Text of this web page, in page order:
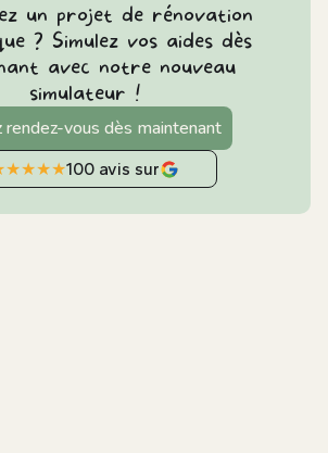
un projet de rénovation
? Simulez vos aides dès
avec notre nouveau
simulateur !
rendez-vous dès maintenant
★★★★100 avis sur